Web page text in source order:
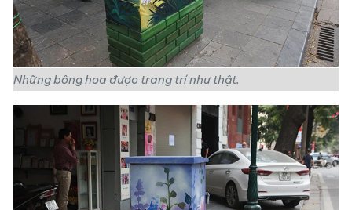
Những bông hoa được trang trí như thật.